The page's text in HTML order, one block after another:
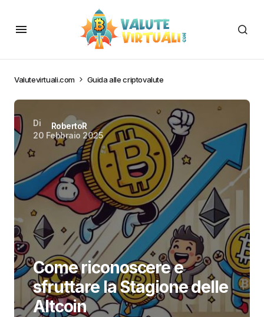
Valutevirtuali.com Guida alle criptovalute
Di
RobertoR
20 Febbraio 2025
Come riconoscere e
sfruttare la Stagione delle
Altcoin